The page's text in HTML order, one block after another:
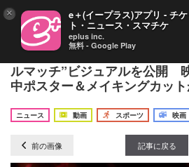
横浜流星 VS 窪田正孝“WBA世
ルマッチ”ビジュアルを公開
中ポスター＆メイキングカッ
ニュース
動画 スポーツ 映画
前の画像 記事に戻る
× e＋(イープラス)アプリ - チ
ト・ニュース・スマチケ
eplus inc.
無料 - Google Play